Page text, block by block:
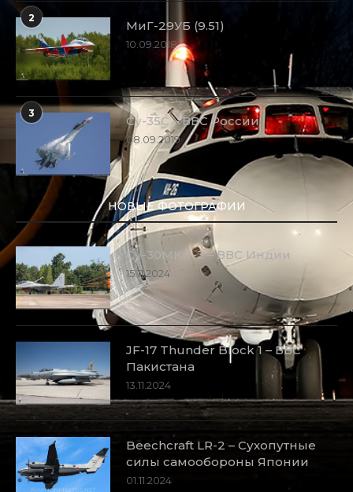
2
МиГ-29УБ (9.51)
10.09.2018
3
Су-35С – ВВС России
08.09.2019
НОВЫЕ ФОТОГРАФИИ
Су-30МКИ-3 – ВВС Индии
15.11.2024
JF-17 Thunder Block 1 – ВВС
Пакистана
13.11.2024
Beechcraft LR-2 – Сухопутные
силы самообороны Японии
01.11.2024